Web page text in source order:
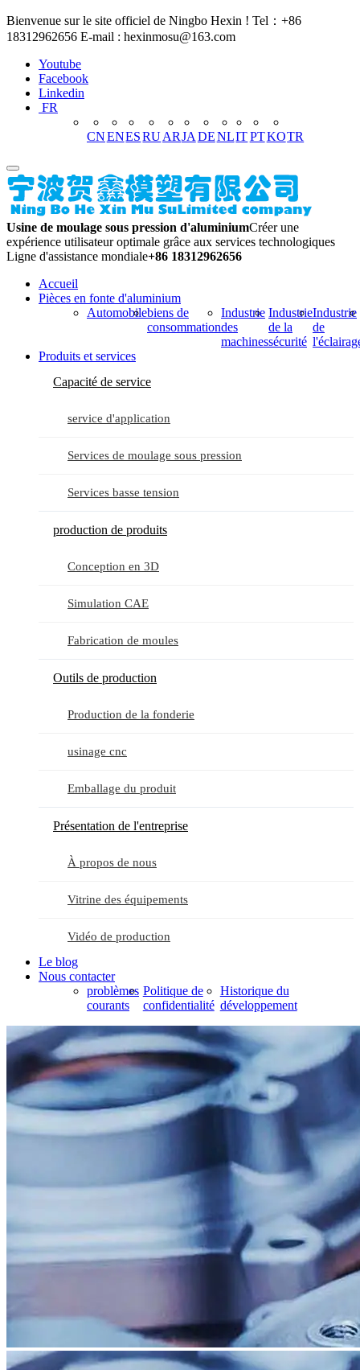
Bienvenue sur le site officiel de Ningbo Hexin ! Tel：+86
18312962656 E-mail : hexinmosu@163.com
Youtube
Facebook
Linkedin
FR
CNENESRUARJA DENLITPTKOTR
Usine de moulage sous pression d'aluminiumCréer une
expérience utilisateur optimale grâce aux services technologiques
Ligne d'assistance mondiale+86 18312962656
Accueil
Pièces en fonte d'aluminium
Automobilebiens de
consommation
Industrie
des
machines
Industrie
de la
sécurité
Industrie
de
Produits et services
Capacité de service
service d'application
Services de moulage sous pression
Services basse tension
production de produits
Conception en 3D
Simulation CAE
Fabrication de moules
Outils de production
Production de la fonderie
usinage cnc
Emballage du produit
Présentation de l'entreprise
À propos de nous
Vitrine des équipements
Vidéo de production
Le blog
Nous contacter
problèmes
courants
Politique de
confidentialité
Historique du
développement